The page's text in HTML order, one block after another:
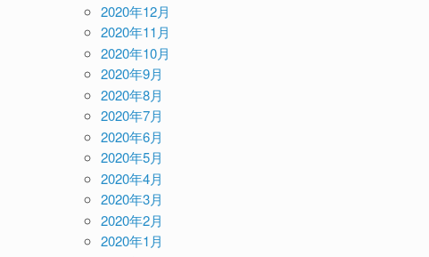
2020年12月
2020年11月
2020年10月
2020年9月
2020年8月
2020年7月
2020年6月
2020年5月
2020年4月
2020年3月
2020年2月
2020年1月